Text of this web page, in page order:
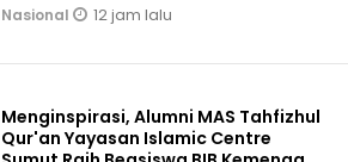
Nasional 12 jam lalu
Menginspirasi, Alumni MAS Tahfizhul
Qur'an Yayasan Islamic Centre